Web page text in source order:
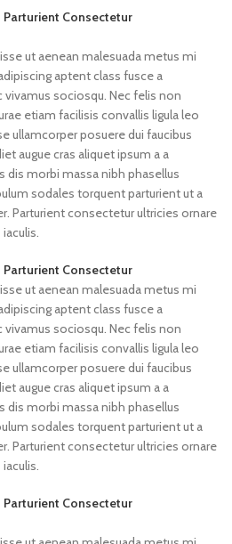
Parturient Consectetur
ut aenean malesuada metus mi
aptent class fusce a
vivamus sociosqu. Nec felis non
etiam facilisis convallis ligula leo
ullamcorper posuere dui faucibus
augue cras aliquet ipsum a a
morbi massa nibh phasellus
sodales torquent parturient ut a
Parturient consectetur ultricies ornare
Parturient Consectetur
ut aenean malesuada metus mi
aptent class fusce a
vivamus sociosqu. Nec felis non
etiam facilisis convallis ligula leo
ullamcorper posuere dui faucibus
augue cras aliquet ipsum a a
morbi massa nibh phasellus
sodales torquent parturient ut a
Parturient consectetur ultricies ornare
Parturient Consectetur